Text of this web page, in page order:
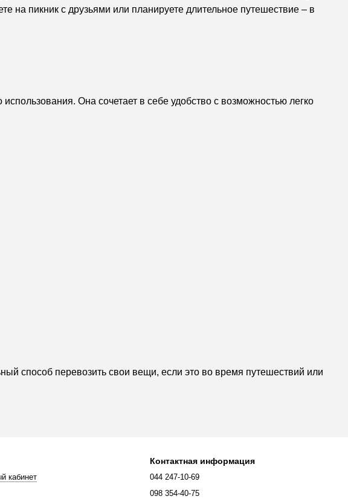
на пикник с друзьями или планируете длительное путешествие – в
Она сочетает в себе удобство с возможностью легко
способ перевозить свои вещи, если это во время путешествий или
кабинет
Контактная информация
044 247-10-69
098 354-40-75